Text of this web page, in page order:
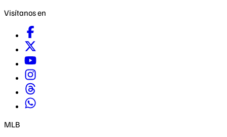
Visítanos en
MLB